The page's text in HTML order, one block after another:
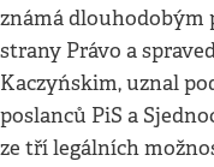
známá dlouhodobým
strany Právo a
Kaczyńskim, uznal
poslanců PiS a
ze tří legálních